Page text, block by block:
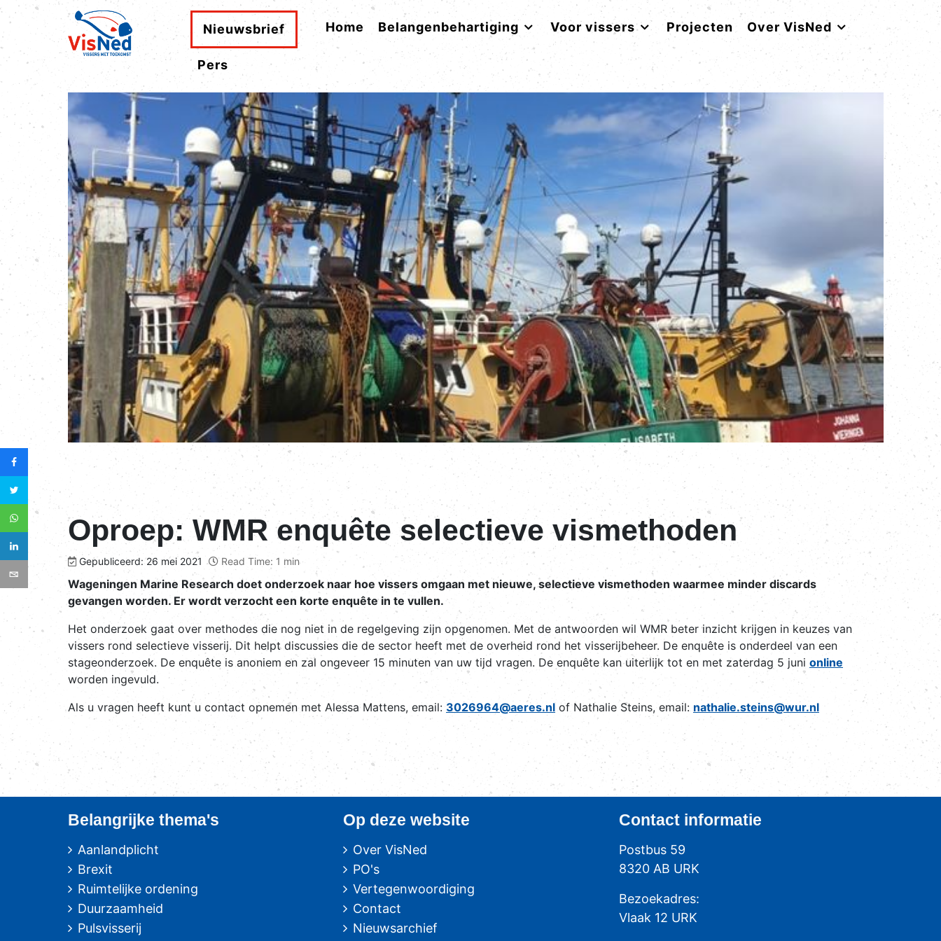
Nieuwsbrief Home Belangenbehartiging Voor vissers Projecten Over VisNed
Pers
Oproep: WMR enquête selectieve vismethoden
Gepubliceerd: 26 mei 2021 Read Time: 1 min
Wageningen Marine Research doet onderzoek naar hoe vissers omgaan met nieuwe, selectieve vismethoden waarmee minder discards
gevangen worden. Er wordt verzocht een korte enquête in te vullen.
Het onderzoek gaat over methodes die nog niet in de regelgeving zijn opgenomen. Met de antwoorden wil WMR beter inzicht krijgen in keuzes van
vissers rond selectieve visserij. Dit helpt discussies die de sector heeft met de overheid rond het visserijbeheer. De enquête is onderdeel van een
stageonderzoek. De enquête is anoniem en zal ongeveer 15 minuten van uw tijd vragen. De enquête kan uiterlijk tot en met zaterdag 5 juni online
worden ingevuld.
Als u vragen heeft kunt u contact opnemen met Alessa Mattens, email: 3026964@aeres.nl of Nathalie Steins, email: nathalie.steins@wur.nl
Belangrijke thema's
Aanlandplicht
Brexit
Ruimtelijke ordening
Duurzaamheid
Pulsvisserij
Op deze website
Over VisNed
PO's
Vertegenwoordiging
Contact
Nieuwsarchief
Contactinformatie
Postbus 59
8320 AB URK
Bezoekadres:
Vlaak 12 URK